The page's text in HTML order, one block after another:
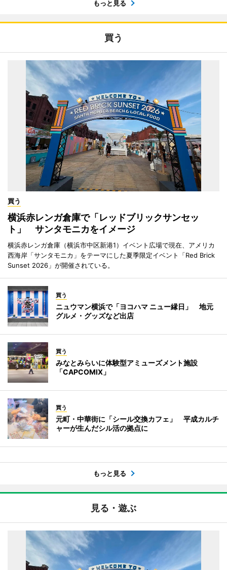
もっと見る
買う
買う
横浜赤レンガ倉庫で「レッドブリックサンセッ
ト」 サンタモニカをイメージ
横浜赤レンガ倉庫（横浜市中区新港1）イベント広場で現在、アメリカ
西海岸「サンタモニカ」をテーマにした夏季限定イベント「Red Brick
Sunset 2026」が開催されている。
買う
ニュウマン横浜で「ヨコハマ ニュー縁日」 地元
グルメ・グッズなど出店
買う
みなとみらいに体験型アミューズメント施設
「CAPCOMIX」
買う
元町・中華街に「シール交換カフェ」 平成カルチ
ャーが生んだシル活の拠点に
もっと見る
見る・遊ぶ